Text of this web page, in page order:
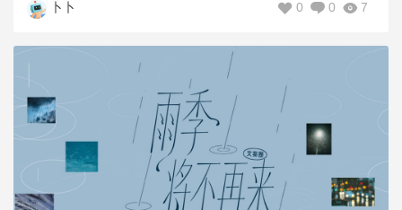
卜卜 7
0
0